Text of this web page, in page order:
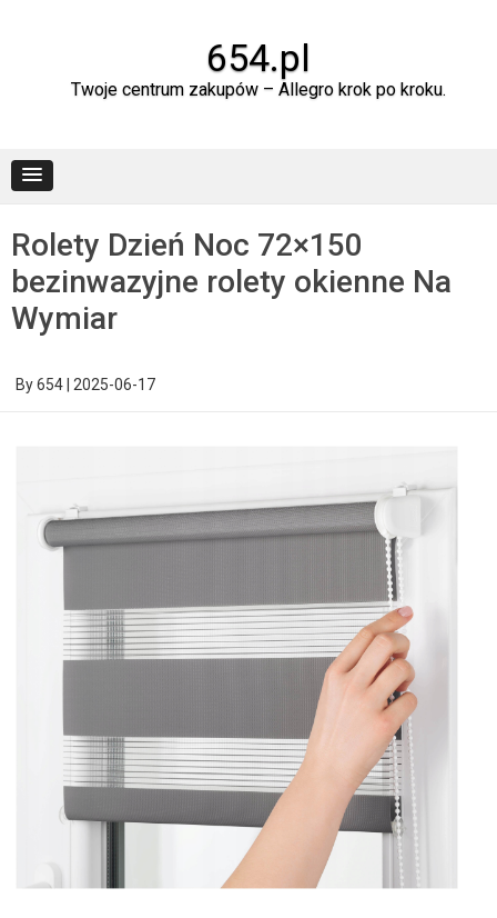
654.pl
Twoje centrum zakupów – Allegro krok po kroku.
Rolety Dzień Noc 72×150
bezinwazyjne rolety okienne Na
Wymiar
By654 2025-06-17